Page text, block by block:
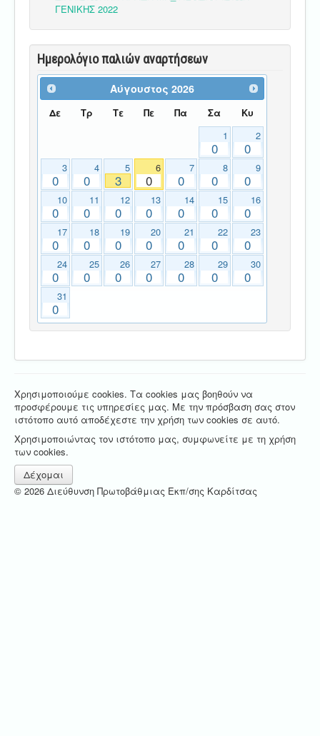
ΓΕΝΙΚΗΣ 2022
Ημερολόγιο παλιών αναρτήσεων
Αύγουστος 2026
Δε Τρ Τε Πε Πα Σα Κυ
1
0
2
0
3
0
4
0
5
3
6
0
7
0
8
0
9
0
10
0
11
0
12
0
13
0
14
0
15
0
16
0
17
0
18
0
19
0
20
0
21
0
22
0
23
0
24
0
25
0
26
0
27
0
28
0
29
0
30
0
31
0
Χρησιμοποιούμε cookies. Τα cookies μας βοηθούν να
προσφέρουμε τις υπηρεσίες μας. Με την πρόσβαση σας στον
ιστότοπο αυτό αποδέχεστε την χρήση των cookies σε αυτό.
Χρησιμοποιώντας τον ιστότοπο μας, συμφωνείτε με τη χρήση
των cookies.
Δέχομαι
© 2026 Διεύθυνση Πρωτοβάθμιας Εκπ/σης Καρδίτσας